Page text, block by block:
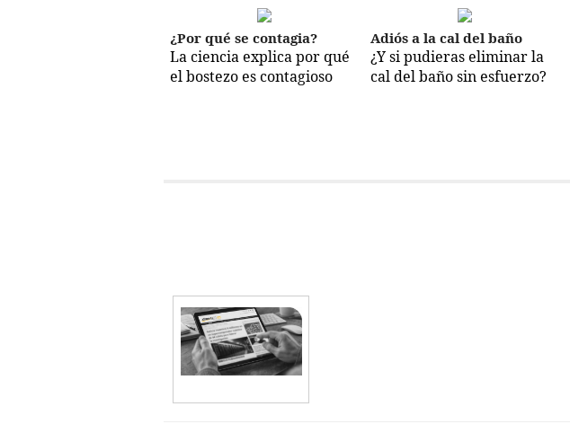
¿Por qué se contagia?
La ciencia explica por qué
el bostezo es contagioso
Adiós a la cal del baño
¿Y si pudieras eliminar la
cal del baño sin esfuerzo?